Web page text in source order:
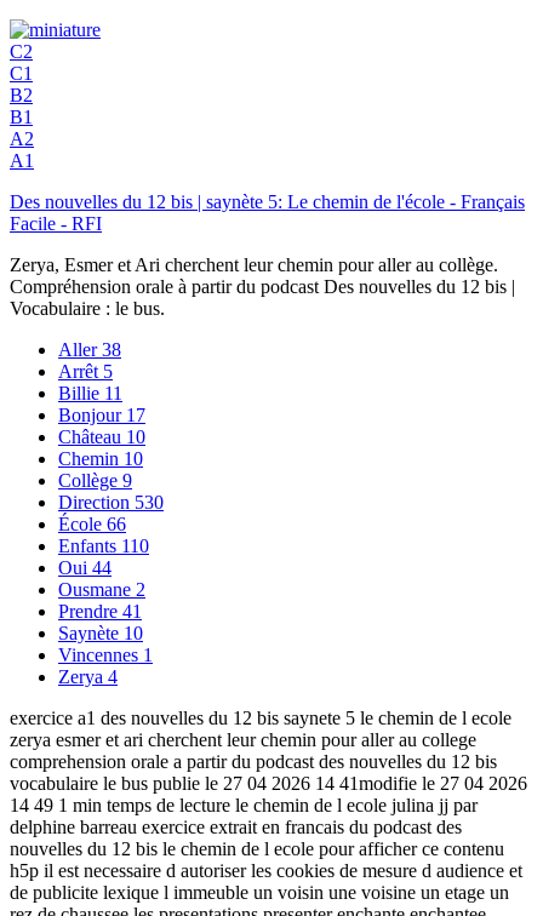
C2
C1
B2
B1
A2
A1
Des nouvelles du 12 bis | saynète 5: Le chemin de l'école - Français
Facile - RFI
Zerya, Esmer et Ari cherchent leur chemin pour aller au collège.
Compréhension orale à partir du podcast Des nouvelles du 12 bis |
Vocabulaire : le bus.
Aller38
Arrêt 5
Billie 11
Bonjour 17
Château 10
Chemin 10
Collège 9
Direction 530
École 66
Enfants 110
Oui 44
Ousmane 2
Prendre 41
Saynète 10
Vincennes 1
Zerya 4
exercice a1 des nouvelles du 12 bis saynete 5 le chemin de l ecole
zerya esmer et ari cherchent leur chemin pour aller au college
comprehension orale a partir du podcast des nouvelles du 12 bis
vocabulaire le bus publie le 27 04 2026 14 41modifie le 27 04 2026
14 49 1 min temps de lecture le chemin de l ecole julina jj par
delphine barreau exercice extrait en francais du podcast des
nouvelles du 12 bis le chemin de l ecole pour afficher ce contenu
h5p il est necessaire d autoriser les cookies de mesure d audience et
de publicite lexique l immeuble un voisin une voisine un etage un